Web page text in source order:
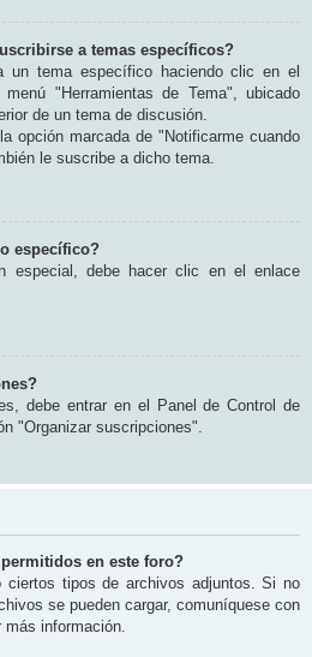
a temas específicos?
un tema específico haciendo clic en el
"Herramientas de Tema", ubicado
de un tema de discusión.
opción marcada de "Notificarme cuando
le suscribe a dicho tema.
específico?
especial, debe hacer clic en el enlace
debe entrar en el Panel de Control de
"Organizar suscripciones".
en este foro?
ciertos tipos de archivos adjuntos. Si no
se pueden cargar, comuníquese con
más información.